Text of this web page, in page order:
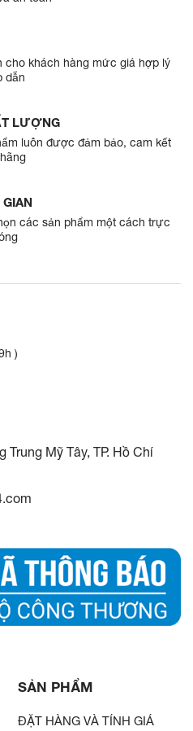
cho khách hàng mức giá hợp lý
dẫn
LƯỢNG
luôn được đảm bảo, cam kết
các sản phẩm một cách trực
)
Mỹ Tây, TP. Hồ Chí
SẢN PHẨM
ĐẶT HÀNG VÀ TÍNH GIÁ